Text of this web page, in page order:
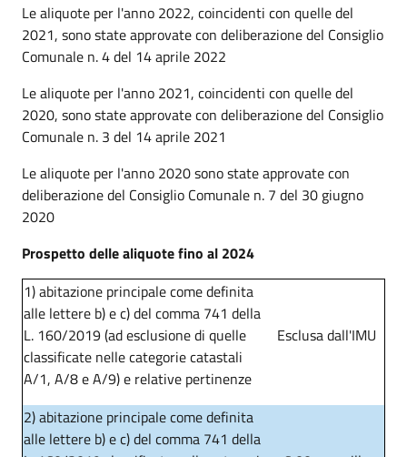
Le aliquote per l'anno 2022, coincidenti con quelle del
2021, sono state approvate con deliberazione del Consiglio
Comunale n. 4 del 14 aprile 2022
Le aliquote per l'anno 2021, coincidenti con quelle del
2020, sono state approvate con deliberazione del Consiglio
Comunale n. 3 del 14 aprile 2021
Le aliquote per l'anno 2020 sono state approvate con
deliberazione del Consiglio Comunale n. 7 del 30 giugno
2020
Prospetto delle aliquote fino al 2024
1) abitazione principale come definita
alle lettere b) e c) del comma 741 della
L. 160/2019 (ad esclusione di quelle
classificate nelle categorie catastali
A/1, A/8 e A/9) e relative pertinenze
Esclusa dall'IMU
2) abitazione principale come definita
alle lettere b) e c) del comma 741 della